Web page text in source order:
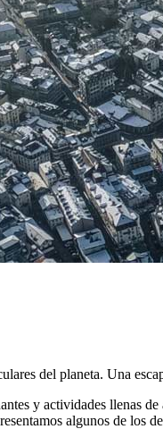
del planeta. Una
y actividades llenas
algunos de los